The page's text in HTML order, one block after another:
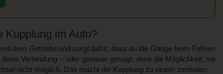
Kupplung im Auto?
dem Getriebe und sorgt dafür, dass du die Gänge beim Fahren
Verbindung – oder genauer gesagt: ohne die Möglichkeit, sie
nicht möglich. Das macht die Kupplung zu einem zentralen